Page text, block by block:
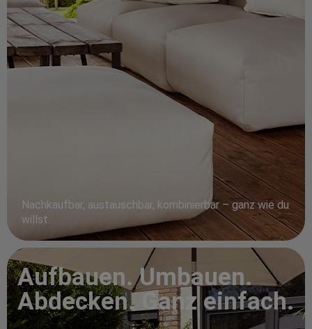
Nachkaufbar, austauschbar, kombinierbar – ganz wie du
willst.
Aufbauen. Umbauen.
Abdecken. Ganz einfach.